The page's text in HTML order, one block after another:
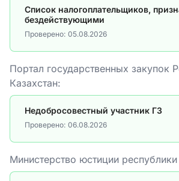
Список налогоплательщиков,
бездействующими
Проверено: 05.08.2026
Портал государственных закупок
Казахстан:
Недобросовестный участник ГЗ
Проверено: 06.08.2026
Министерство юстиции республики